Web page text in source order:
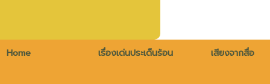
Home เรื่องเด่นประเด็นร้อน เสียงจากสื่อ